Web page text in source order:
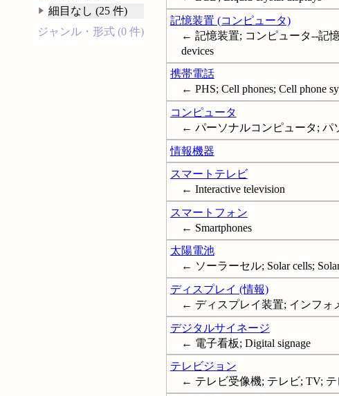
細目なし (25 件)
ジャンル・形式 (0 件)
記憶装置 (コンピュータ)
← 記憶装置; コンピュータ--記
devices
携帯電話
← PHS; Cell phones; Cell phone
コンピュータ
← パーソナルコンピュータ; パ
情報機器
スマートテレビ
← Interactive television
スマートフォン
← Smartphones
太陽電池
← ソーラーセル; Solar cells;
ディスプレイ (情報)
← ディスプレイ装置; インフォ
デジタルサイネージ
← 電子看板; Digital signage
テレビジョン
← テレビ受像機; テレビ; TV;